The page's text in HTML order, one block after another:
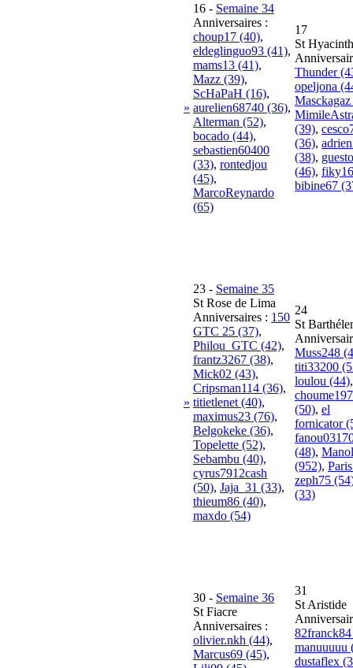
»
16 - Semaine 34
Anniversaires :
choup17 (40),
eldeglinguo93 (41),
mams13 (41),
Mazz (39),
ScHaPaH (16),
aurelien68740 (36),
Alterman (52),
bocado (44),
sebastien60400
(33), rontedjou
(45),
MarcoReynardo
(65)
17
St
Thunder
opeljona
(39),
(36),
(38),
(46),
bibine67
»
23 - Semaine 35
St Rose de Lima
Anniversaires : 150
GTC 25 (37),
Philou_GTC (42),
frantz3267 (38),
Mick02 (43),
Cripsman114 (36),
titietlenet (40),
maximus23 (76),
Belgokeke (36),
Topelette (52),
Sebambu (40),
cyrus7912cash
(50), Jaja_31 (33),
thieum86 (40),
maxdo (54)
24
St
Muss248
titi33200
loulou (44),
(50), el
fornicator
(48),
(952),
zeph75
(33)
30 - Semaine 36
St Fiacre
Anniversaires :
olivier.nkh (44),
Marcus69 (45),
31
St Aristide
manuuuuu
dustaflex